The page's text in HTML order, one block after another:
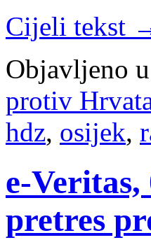
Cijeli tekst
Objavljeno
protiv
hdz, osijek,
e-
pretres